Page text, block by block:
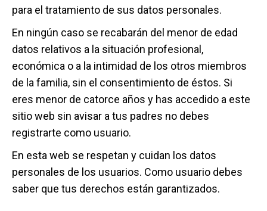
para el tratamiento de sus datos personales.
En ningún caso se recabarán del menor de edad
datos relativos a la situación profesional,
económica o a la intimidad de los otros miembros
de la familia, sin el consentimiento de éstos. Si
eres menor de catorce años y has accedido a este
sitio web sin avisar a tus padres no debes
registrarte como usuario.
En esta web se respetan y cuidan los datos
personales de los usuarios. Como usuario debes
saber que tus derechos están garantizados.